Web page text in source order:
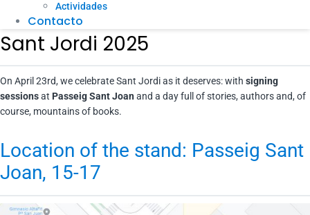
Actividades
Contacto
Sant Jordi 2025
On April 23rd, we celebrate Sant Jordi as it deserves: with signing
sessionsat Passeig Sant Joan and a day full of stories, authors and, of
course, mountains of books.
Location of the stand: Passeig Sant
Joan, 15-17